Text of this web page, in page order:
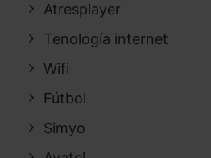
Atresplayer
Tenología internet
Wifi
Fútbol
Simyo